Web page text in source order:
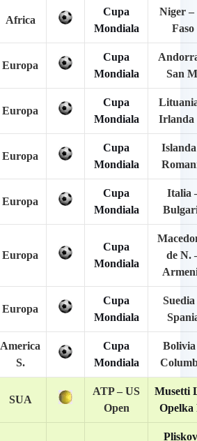
Africa
Cupa
Mondiala
Niger –
Faso
Europa
Cupa
Mondiala
San
Europa
Cupa
Mondiala
Irlanda
Europa
Cupa
Mondiala
Europa
Cupa
Mondiala
Italia
Europa
Cupa
Mondiala
de N.
Europa
Cupa
Mondiala
Suedia
America
S.
Cupa
Mondiala
Bolivia
SUA
ATP – US
Open
Musetti
Opelka